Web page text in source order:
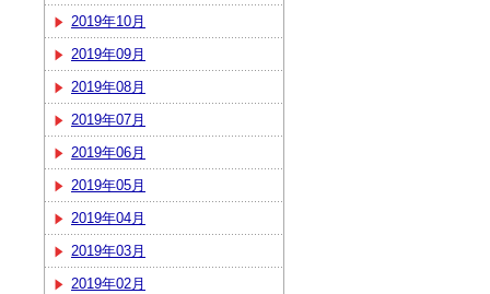
2019年10月
2019年09月
2019年08月
2019年07月
2019年06月
2019年05月
2019年04月
2019年03月
2019年02月